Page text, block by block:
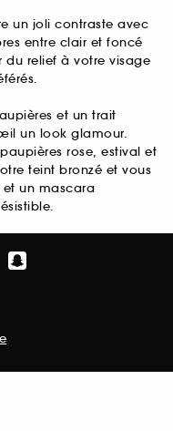
un joli contraste avec
entre clair et foncé
du relief à votre visage
et un trait
un look glamour.
rose, estival et
teint bronzé et vous
et un mascara